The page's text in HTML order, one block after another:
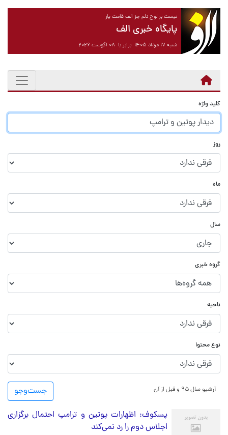
نیست بر لوح دلم جز الف قامت یار
پایگاه خبری الف
شنبه ۱۷ مرداد ۱۴۰۵ برابر با ۰۸ آگوست ۲۰۲۶
کلید واژه
روز
ماه
سال
گروه خبری
ناحیه
نوع محتوا
جست‌و‌جو آرشیو سال ۹۵ و قبل از آن
پسکوف: اظهارات پوتین و ترامپ احتمال برگزاری
اجلاس دوم را رد نمی‌کند